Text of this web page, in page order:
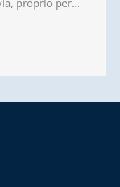
proprio per...